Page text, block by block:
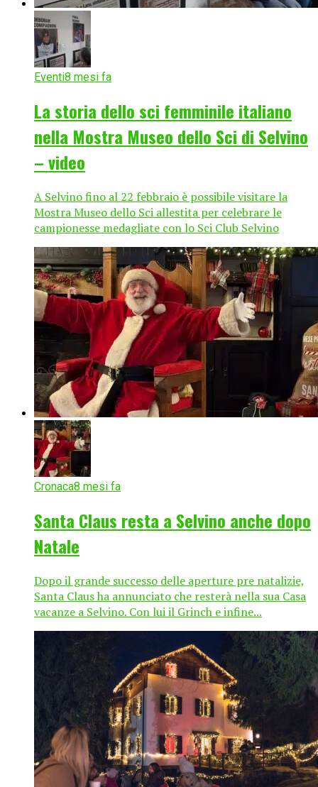
Eventi8 mesi fa
La storia dello sci femminile italiano
nella Mostra Museo dello Sci di Selvino
– video
A Selvino fino al 22 febbraio è possibile visitare la
Mostra Museo dello Sci allestita per celebrare le
campionesse medagliate con lo Sci Club Selvino
Cronaca8 mesi fa
Santa Claus resta a Selvino anche dopo
Natale
Dopo il grande successo delle aperture pre natalizie,
Santa Claus ha annunciato che resterà nella sua Casa
vacanze a Selvino. Con lui il Grinch e infine...